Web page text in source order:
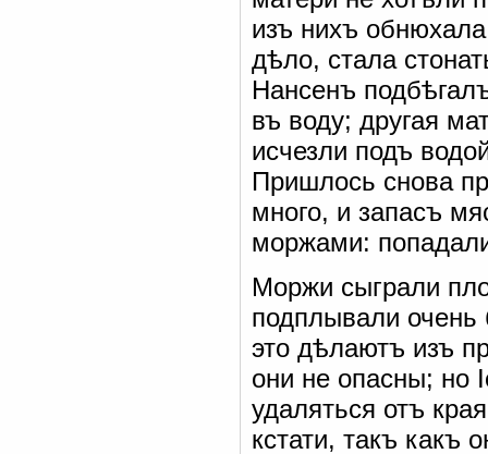
изъ нихъ
дѣло, стала
Нансенъ
въ воду; другая
исчезли подъ
Пришлось снова
много, и запасъ
моржами:
Моржи сыграли
подплывали
это дѣлаютъ изъ
они не опасны; но
удаляться отъ
кстати, такъ какъ